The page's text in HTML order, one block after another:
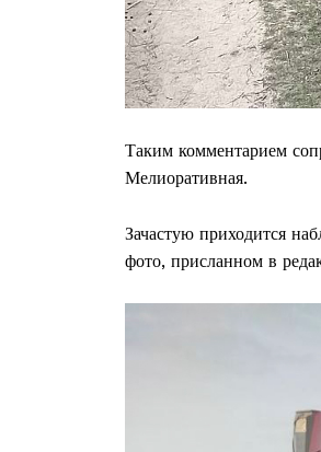
Таким комментарием
Мелиоративная.
Зачастую приходится
фото, присланном в